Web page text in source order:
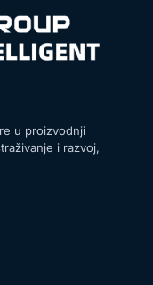
u proizvodnji
i razvoj,